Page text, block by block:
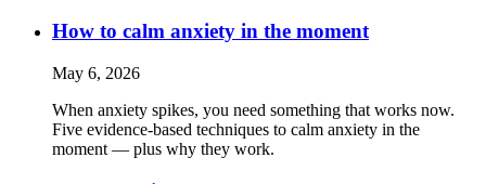
How to calm anxiety in the moment
May 6, 2026
When anxiety spikes, you need something that works now.
Five evidence-based techniques to calm anxiety in the
moment — plus why they work.